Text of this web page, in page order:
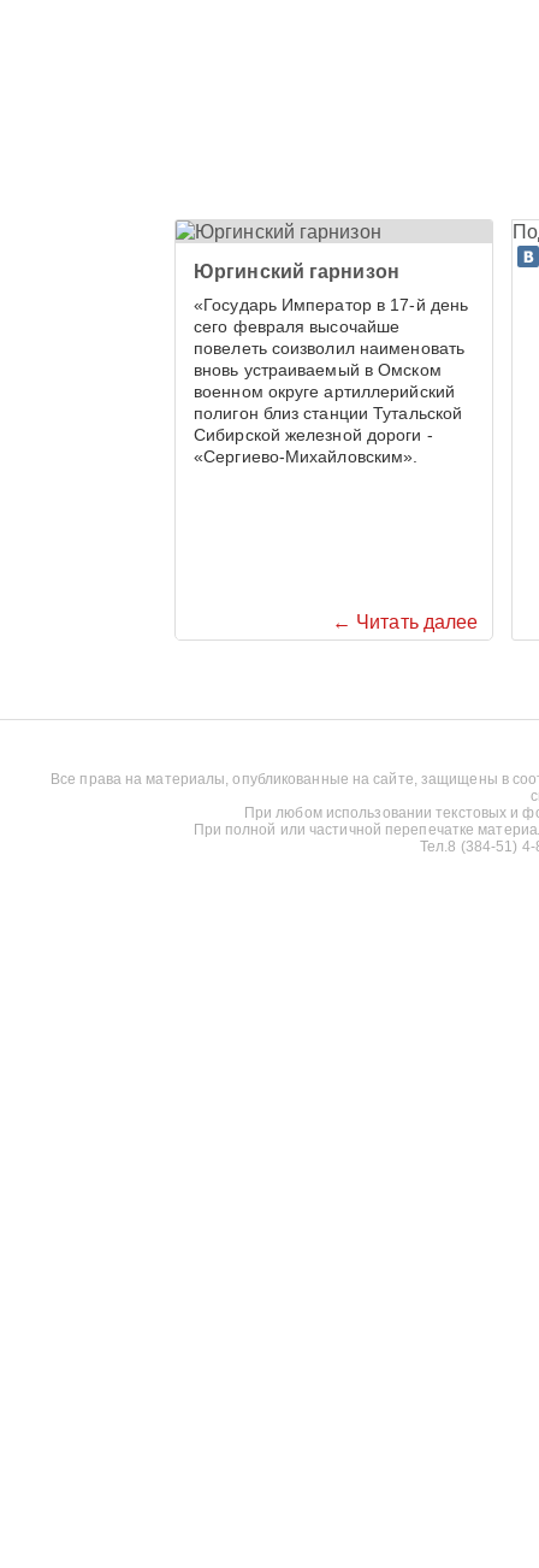
← Читать далее
Юргинский гарнизон
«Государь Император в 17-й день
сего февраля высочайше
повелеть соизволил наименовать
вновь устраиваемый в Омском
военном округе артиллерийский
полигон близ станции Тутальской
Сибирской железной дороги -
«Сергиево-Михайловским».
Все права на материалы, опубликованные на сайте, защищены в
При любом использовании текстовых и
При полной или частичной перепечатке
Тел.8 (384-51)